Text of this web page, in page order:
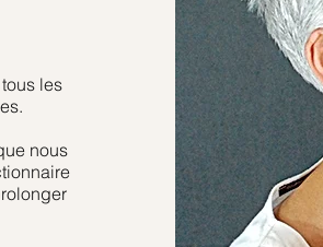
les
nous